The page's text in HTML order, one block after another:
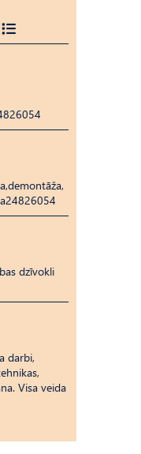
dzīvokli
darbi,
Visa veida